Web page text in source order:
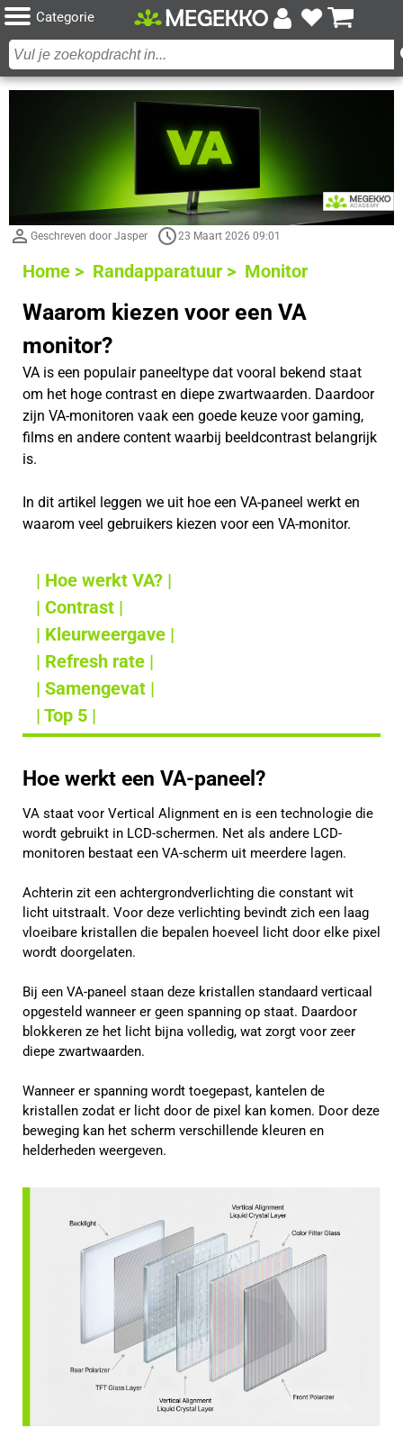
Categorie
Geschreven door Jasper 23 Maart 2026 09:01
Home > Randapparatuur > Monitor
Waarom kiezen voor een VA
monitor?
VA is een populair paneeltype dat vooral bekend staat
om het hoge contrast en diepe zwartwaarden. Daardoor
zijn VA-monitoren vaak een goede keuze voor gaming,
films en andere content waarbij beeldcontrast belangrijk
is.
In dit artikel leggen we uit hoe een VA-paneel werkt en
waarom veel gebruikers kiezen voor een VA-monitor.
| Hoe werkt VA? |
| Contrast |
| Kleurweergave |
| Refresh rate |
| Samengevat |
| Top 5 |
Hoe werkt een VA-paneel?
VA staat voor Vertical Alignment en is een technologie die
wordt gebruikt in LCD-schermen. Net als andere LCD-
monitoren bestaat een VA-scherm uit meerdere lagen.
Achterin zit een achtergrondverlichting die constant wit
licht uitstraalt. Voor deze verlichting bevindt zich een laag
vloeibare kristallen die bepalen hoeveel licht door elke pixel
wordt doorgelaten.
Bij een VA-paneel staan deze kristallen standaard verticaal
opgesteld wanneer er geen spanning op staat. Daardoor
blokkeren ze het licht bijna volledig, wat zorgt voor zeer
diepe zwartwaarden.
Wanneer er spanning wordt toegepast, kantelen de
kristallen zodat er licht door de pixel kan komen. Door deze
beweging kan het scherm verschillende kleuren en
helderheden weergeven.